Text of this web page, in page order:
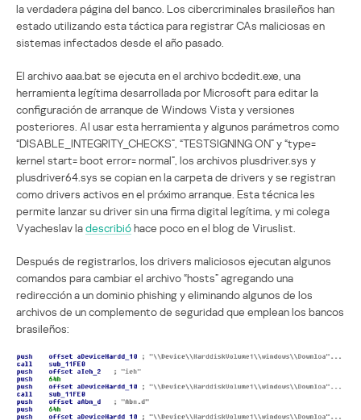
la verdadera página del banco. Los cibercriminales brasileños han
estado utilizando esta táctica para registrar CAs maliciosas en
sistemas infectados desde el año pasado.
El archivo aaa.bat se ejecuta en el archivo bcdedit.exe, una
herramienta legítima desarrollada por Microsoft para editar la
configuración de arranque de Windows Vista y versiones
posteriores. Al usar esta herramienta y algunos parámetros como
“DISABLE_INTEGRITY_CHECKS”, “TESTSIGNING ON” y “type=
kernel start= boot error= normal”, los archivos plusdriver.sys y
plusdriver64.sys se copian en la carpeta de drivers y se registran
como drivers activos en el próximo arranque. Esta técnica les
permite lanzar su driver sin una firma digital legítima, y mi colega
Vyacheslav ladescribióhace poco en el blog de Viruslist.
Después de registrarlos, los drivers maliciosos ejecutan algunos
comandos para cambiar el archivo “hosts” agregando una
redirección a un dominio phishing y eliminando algunos de los
archivos de un complemento de seguridad que emplean los bancos
brasileños: